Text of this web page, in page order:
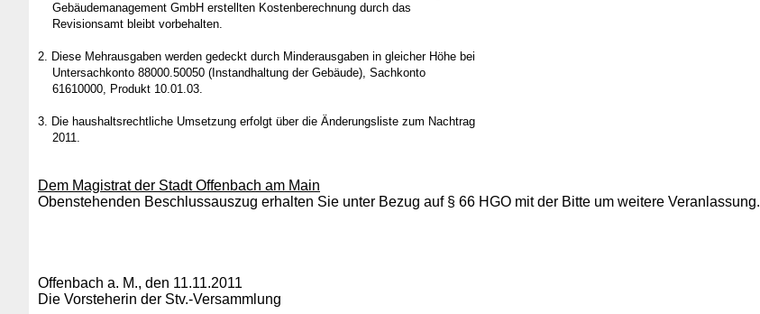
Gebäudemanagement GmbH erstellten Kostenberechnung durch das
Revisionsamt bleibt vorbehalten.
2. Diese Mehrausgaben werden gedeckt durch Minderausgaben in gleicher Höhe bei
Untersachkonto 88000.50050 (Instandhaltung der Gebäude), Sachkonto
61610000, Produkt 10.01.03.
3. Die haushaltsrechtliche Umsetzung erfolgt über die Änderungsliste zum Nachtrag
2011.
Dem Magistrat der Stadt Offenbach am Main
Obenstehenden Beschlussauszug erhalten Sie unter Bezug auf § 66 HGO mit der Bitte um weitere Veranlassung.
Offenbach a. M., den 11.11.2011
Die Vorsteherin der Stv.-Versammlung